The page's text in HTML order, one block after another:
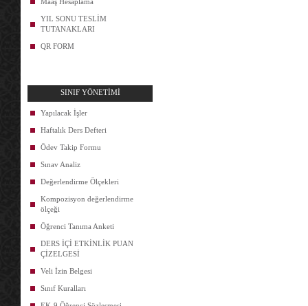
YIL SONU TESLİM
TUTANAKLARI
QR FORM
SINIF YÖNETİMİ
Yapılacak İşler
Haftalık Ders Defteri
Ödev Takip Formu
Sınav Analiz
Değerlendirme Ölçekleri
Kompozisyon değerlendirme
ölçeği
Öğrenci Tanıma Anketi
DERS İÇİ ETKİNLİK PUAN
ÇİZELGESİ
Veli İzin Belgesi
Sınıf Kuralları